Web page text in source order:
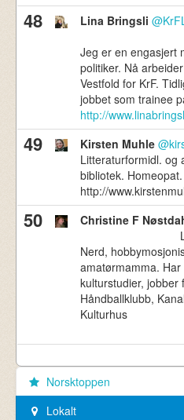
48 Lina Bringsli
Jeg er en engasjert
politiker. Nå
Vestfold for KrF.
jobbet som trainee
http://
49 Kirsten Muhle
Litteraturformidl. og
bibliotek. Homeopat.
http://
50 Christine F
Nerd,
amatørmamma.
kulturstudier, jobber
Håndballklubb,
Kulturhus
Norsktoppen
Lokalt